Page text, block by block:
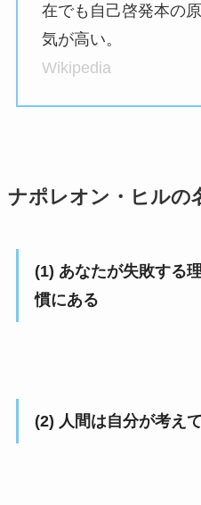
在でも自己啓発本の
気が高い。
Wikipedia
ナポレオン・ヒルの
(1) あなたが失敗する
慣にある
(2) 人間は自分が考え